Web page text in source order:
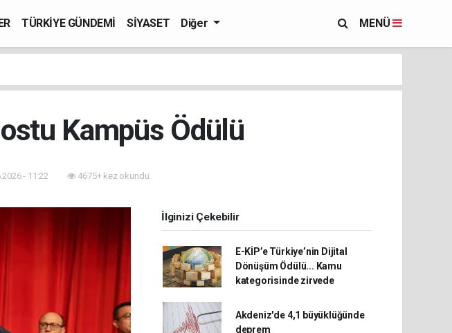
TÜRKİYE GÜNDEMİ SİYASET Diğer MENÜ
Kampüs Ödülü
- 11:22 4675+ kez okundu.
İlginizi Çekebilir
E-KİP’e Türkiye’nin Dijital
Dönüşüm Ödülü... Kamu
kategorisinde zirvede
Akdeniz'de 4,1 büyüklüğünde
deprem